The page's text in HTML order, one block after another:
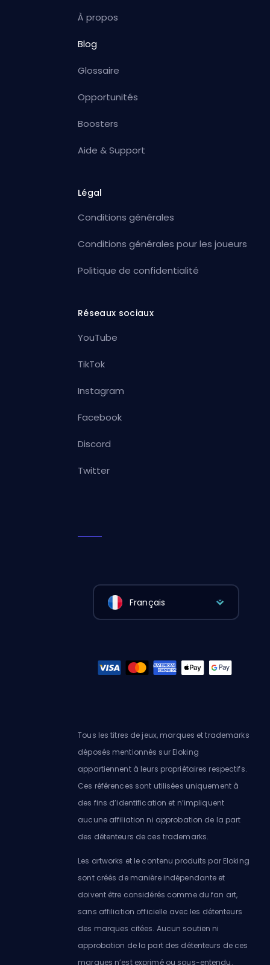
À propos
Blog
Glossaire
Opportunités
Boosters
Aide & Support
Légal
Conditions générales
Conditions générales pour les joueurs
Politique de confidentialité
Réseaux sociaux
YouTube
TikTok
Instagram
Facebook
Discord
Twitter
Français
Tous les titres de jeux, marques et trademarks
déposés mentionnés sur Eloking
appartiennent à leurs propriétaires respectifs.
Ces références sont utilisées uniquement à
des fins d’identification et n’impliquent
aucune affiliation ni approbation de la part
des détenteurs de ces trademarks.
Les artworks et le contenu produits par Eloking
sont créés de manière indépendante et
doivent être considérés comme du fan art,
sans affiliation officielle avec les détenteurs
des marques citées. Aucun soutien ni
approbation de la part des détenteurs de ces
marques n’est exprimé ou sous-entendu.